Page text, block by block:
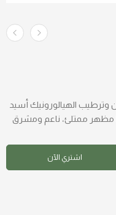
وترطيب الهيالورونيك أسيد
مظهر ممتلئ، ناعم ومشرق
اشتري الآن